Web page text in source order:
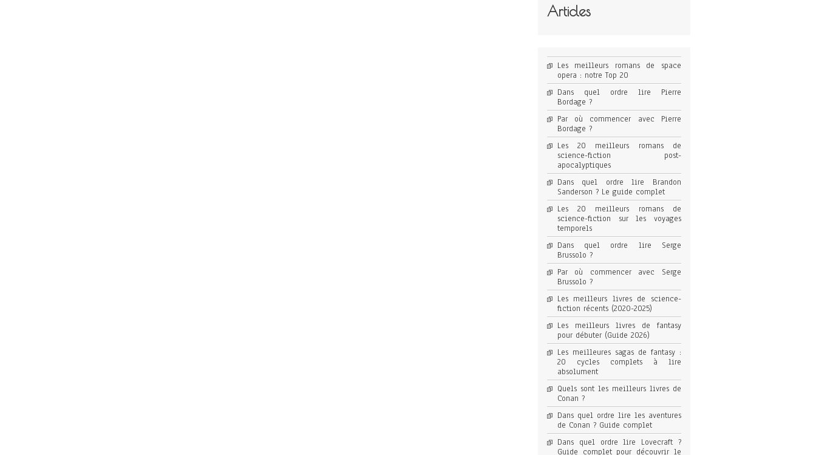
Articles
Les meilleurs romans de space
opera : notre Top 20
Dans quel ordre lire Pierre
Bordage ?
Par où commencer avec Pierre
Bordage ?
Les 20 meilleurs romans de
science-fiction post-
apocalyptiques
Dans quel ordre lire Brandon
Sanderson ? Le guide complet
Les 20 meilleurs romans de
science-fiction sur les voyages
temporels
Dans quel ordre lire Serge
Brussolo ?
Par où commencer avec Serge
Brussolo ?
Les meilleurs livres de science-
fiction récents (2020-2025)
Les meilleurs livres de fantasy
pour débuter (Guide 2026)
Les meilleures sagas de fantasy :
20 cycles complets à lire
absolument
Quels sont les meilleurs livres de
Conan ?
Dans quel ordre lire les aventures
de Conan ? Guide complet
Dans quel ordre lire Lovecraft ?
Guide complet pour découvrir le